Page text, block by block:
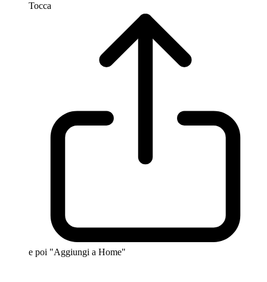
Tocca
e poi "Aggiungi a Home"